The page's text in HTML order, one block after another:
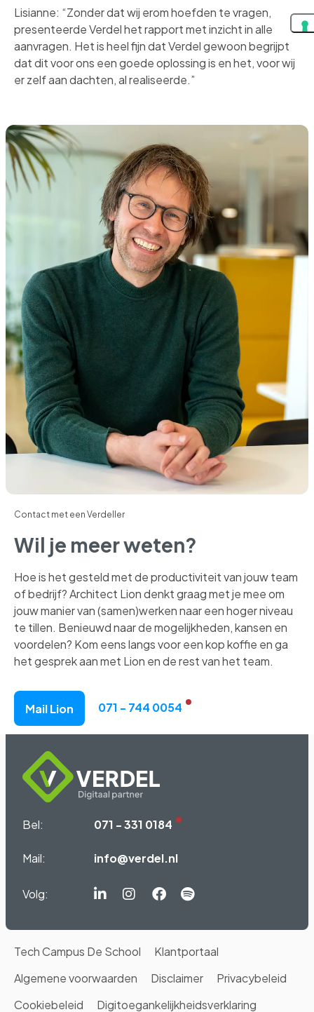
Lisianne: “Zonder dat wij erom hoefden te vragen,
presenteerde Verdel het rapport met inzicht in alle
aanvragen. Het is heel fijn dat Verdel gewoon begrijpt
dat dit voor ons een goede oplossing is en het, voor wij
er zelf aan dachten, al realiseerde.”
Contact met een Verdeller
Wil je meer weten?
Hoe is het gesteld met de productiviteit van jouw team
of bedrijf? Architect Lion denkt graag met je mee om
jouw manier van (samen)werken naar een hoger niveau
te tillen. Benieuwd naar de mogelijkheden, kansen en
voordelen? Kom eens langs voor een kop koffie en ga
het gesprek aan met Lion en de rest van het team.
Mail Lion 071 - 744 0054
Bel: 071 - 331 0184
Mail: info@verdel.nl
Volg:
Linkedin-Instagram
Facebook
Spotify
Tech Campus De School
Klantportaal
Algemene voorwaarden
Disclaimer
Privacybeleid
Cookiebeleid
Digitoegankelijkheidsverklaring